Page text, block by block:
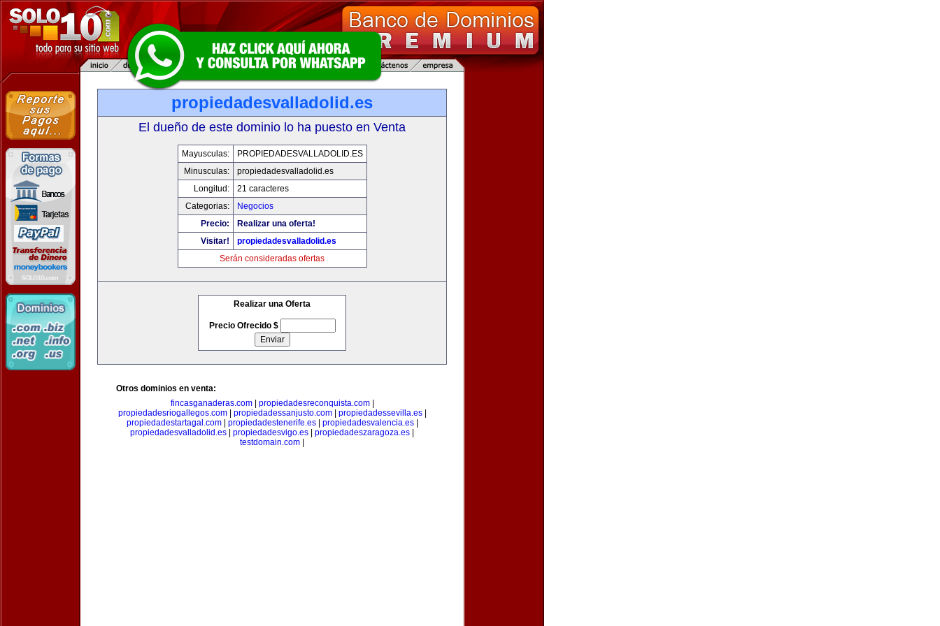
propiedadesvalladolid.es
El dueño de este dominio lo ha puesto en Venta
Mayusculas:
PROPIEDADESVALLADOLID.ES
Minusculas:
propiedadesvalladolid.es
Longitud:
21 caracteres
Categorias:
Negocios
Precio:
Realizar una oferta!
Visitar!
propiedadesvalladolid.es
Serán consideradas ofertas
Realizar una Oferta
Precio Ofrecido $
Otros dominios en venta:
fincasganaderas.com| propiedadesreconquista.com|
propiedadesriogallegos.com| propiedadessanjusto.com| propiedadessevilla.es|
propiedadestartagal.com| propiedadestenerife.es| propiedadesvalencia.es|
propiedadesvalladolid.es
propiedadesvigo.es propiedadeszaragoza.es
testdomain.com